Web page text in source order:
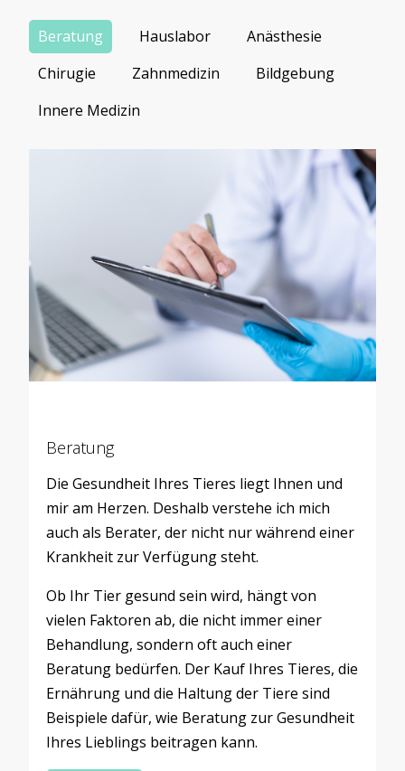
Beratung Hauslabor
Anästhesie
Chirugie
Zahnmedizin
Bildgebung
Innere Medizin
Beratung
Die Gesundheit Ihres Tieres liegt Ihnen und
mir am Herzen. Deshalb verstehe ich mich
auch als Berater, der nicht nur während einer
Krankheit zur Verfügung steht.
Ob Ihr Tier gesund sein wird, hängt von
vielen Faktoren ab, die nicht immer einer
Behandlung, sondern oft auch einer
Beratung bedürfen. Der Kauf Ihres Tieres, die
Ernährung und die Haltung der Tiere sind
Beispiele dafür, wie Beratung zur Gesundheit
Ihres Lieblings beitragen kann.